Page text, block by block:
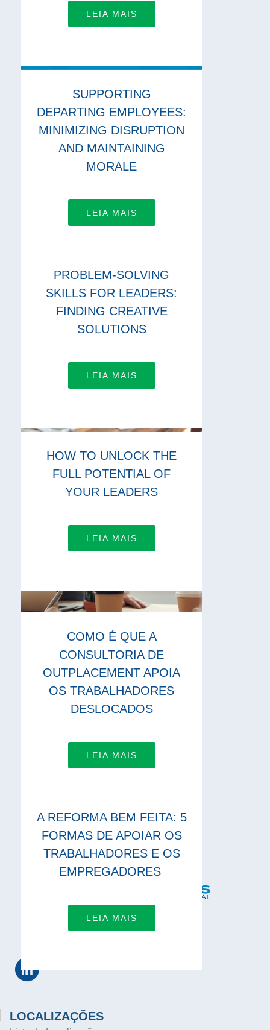
LEIA MAIS
SUPPORTING
DEPARTING EMPLOYEES:
MINIMIZING DISRUPTION
AND MAINTAINING
MORALE
LEIA MAIS
PROBLEM-SOLVING
SKILLS FOR LEADERS:
FINDING CREATIVE
SOLUTIONS
LEIA MAIS
HOW TO UNLOCK THE
FULL POTENTIAL OF
YOUR LEADERS
LEIA MAIS
COMO É QUE A
CONSULTORIA DE
OUTPLACEMENT APOIA
OS TRABALHADORES
DESLOCADOS
LEIA MAIS
A REFORMA BEM FEITA: 5
FORMAS DE APOIAR OS
TRABALHADORES E OS
EMPREGADORES
LEIA MAIS
LOCALIZAÇÕES